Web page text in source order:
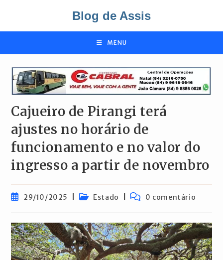
o
Blog de Assis
MENU
Cajueiro de Pirangi terá
ajustes no horário de
funcionamento e no valor do
ingresso a partir de novembro
Post29/10/2025
Categoria
Estado
Comentários
0 comentário